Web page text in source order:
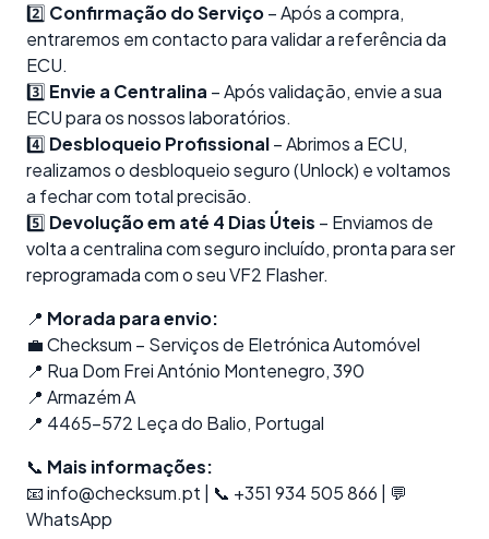
2️⃣ Confirmação do Serviço– Após a compra,
entraremos em contacto para validar a referência da
ECU.
3️⃣ Envie a Centralina – Após validação, envie a sua
ECU para os nossos laboratórios.
4️⃣ Desbloqueio Profissional– Abrimos a ECU,
realizamos o desbloqueio seguro (Unlock) e voltamos
a fechar com total precisão.
5️⃣ Devolução em até 4 Dias Úteis – Enviamos de
volta a centralina com seguro incluído, pronta para ser
reprogramada com o seu VF2 Flasher.
📍 Morada para envio:
💼 Checksum – Serviços de Eletrónica Automóvel
📍 Rua Dom Frei António Montenegro, 390
📍 Armazém A
📍 4465-572 Leça do Balio, Portugal
📞 Mais informações:
📧info@checksum.pt | 📞 +351 934 505 866 | 💬
WhatsApp